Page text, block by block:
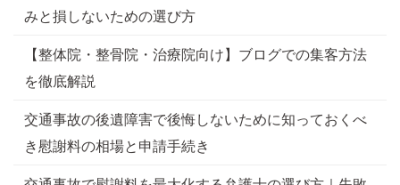
みと損しないための選び方
【整体院・整骨院・治療院向け】ブログでの集客方法
を徹底解説
交通事故の後遺障害で後悔しないために知っておくべ
き慰謝料の相場と申請手続き